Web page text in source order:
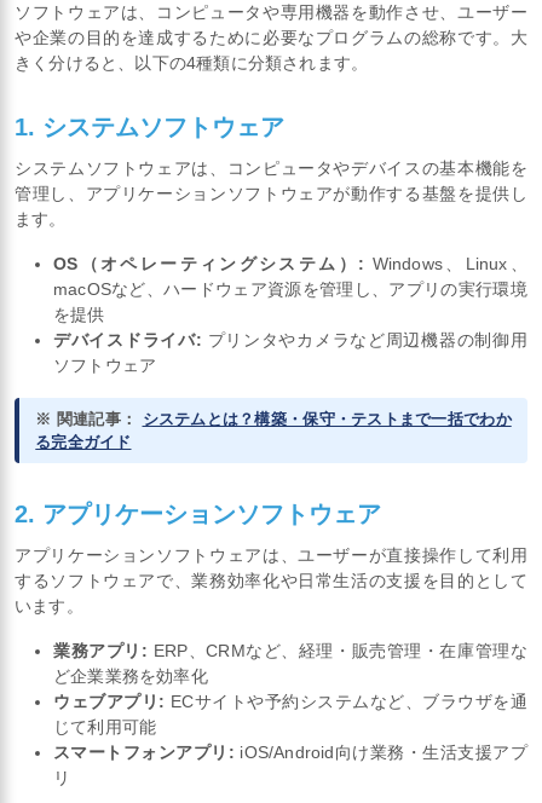
ソフトウェアは、コンピュータや専用機器を動作させ、ユーザー
や企業の目的を達成するために必要なプログラムの総称です。大
きく分けると、以下の4種類に分類されます。
1. システムソフトウェア
システムソフトウェアは、コンピュータやデバイスの基本機能を
管理し、アプリケーションソフトウェアが動作する基盤を提供し
ます。
OS（オペレーティングシステム）: Windows、Linux、
macOSなど、ハードウェア資源を管理し、アプリの実行環境
を提供
デバイスドライバ: プリンタやカメラなど周辺機器の制御用
ソフトウェア
※ 関連記事：
システムとは？構築・保守・テストまで一括でわか
る完全ガイド
2. アプリケーションソフトウェア
アプリケーションソフトウェアは、ユーザーが直接操作して利用
するソフトウェアで、業務効率化や日常生活の支援を目的として
います。
業務アプリ: ERP、CRMなど、経理・販売管理・在庫管理な
ど企業業務を効率化
ウェブアプリ: ECサイトや予約システムなど、ブラウザを通
じて利用可能
スマートフォンアプリ: iOS/Android向け業務・生活支援アプ
リ